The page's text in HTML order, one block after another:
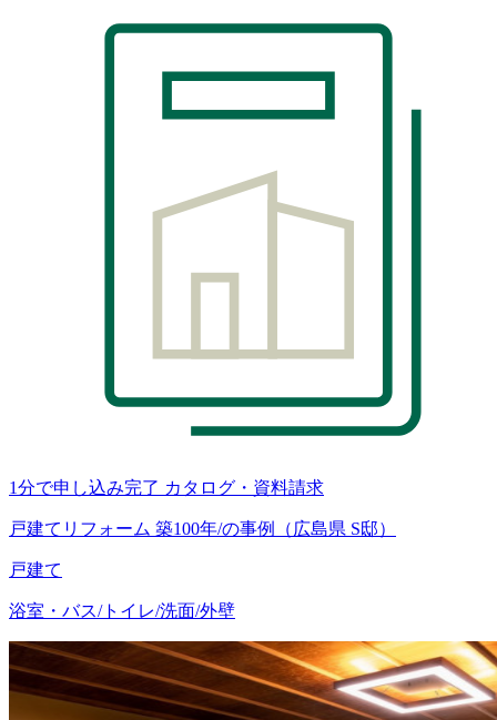
1分で申し込み完了 カタログ・資料請求
戸建てリフォーム 築100年/の事例（広島県 S邸）
戸建て
浴室・バス/トイレ/洗面/外壁